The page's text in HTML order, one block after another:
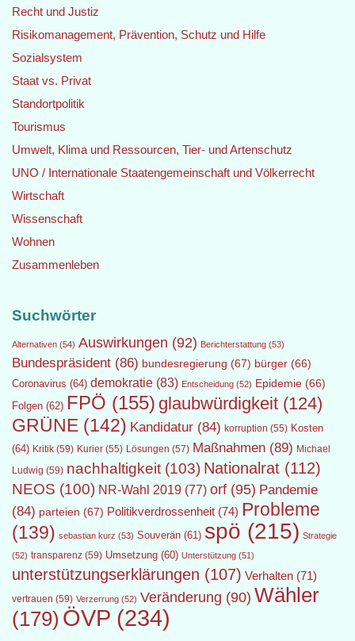
Recht und Justiz
Risikomanagement, Prävention, Schutz und Hilfe
Sozialsystem
Staat vs. Privat
Standortpolitik
Tourismus
Umwelt, Klima und Ressourcen, Tier- und Artenschutz
UNO / Internationale Staatengemeinschaft und Völkerrecht
Wirtschaft
Wissenschaft
Wohnen
Zusammenleben
Suchwörter
Alternativen (54) Auswirkungen (92) Berichterstattung (53)
Bundespräsident (86) bundesregierung (67) bürger (66)
Coronavirus (64) demokratie (83) Entscheidung (52) Epidemie (66)
Folgen (62) FPÖ (155) glaubwürdigkeit (124)
GRÜNE (142) Kandidatur (84) korruption (55) Kosten
(64) Kritik (59) Kurier (55) Lösungen (57) Maßnahmen (89) Michael
Ludwig (59) nachhaltigkeit (103) Nationalrat (112)
NEOS (100) NR-Wahl 2019 (77) orf (95) Pandemie
(84) parteien (67) Politikverdrossenheit (74) Probleme
(139) sebastian kurz (53) Souverän (61) spö (215) Strategie
(52) transparenz (59) Umsetzung (60) Unterstützung (51)
unterstützungserklärungen (107) Verhalten (71)
vertrauen (59) Verzerrung (52) Veränderung (90) Wähler
(179) ÖVP (234)